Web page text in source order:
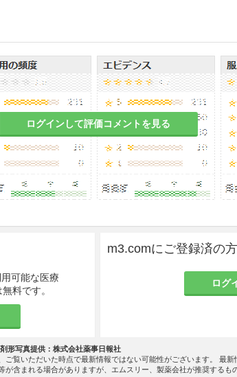
ログインして評価コメントを見る
可能な医療
料です。
m3.comにご登録済の方
ログ
形写真提供：株式会社薬事日報社
ご覧いただいた時点で最新情報ではない可能性がございます。 最
が含まれる場合がありますが、エムスリー、製薬会社が推奨するも